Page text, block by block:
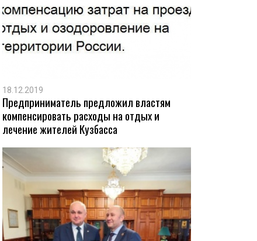
18.12.2019
Предприниматель предложил властям
компенсировать расходы на отдых и
лечение жителей Кузбасса